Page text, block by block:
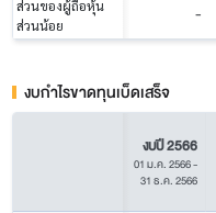
ส่วนของผู้ถือหุ้น
ส่วนน้อย
-
งบกำไรขาดทุนเบ็ดเสร็จ
งบปี 2566
01 ม.ค. 2566-
31 ธ.ค. 2566